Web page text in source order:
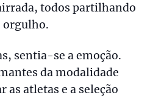
todos partilhando
orgulho.
sentia-se a emoção.
da modalidade
atletas e a seleção